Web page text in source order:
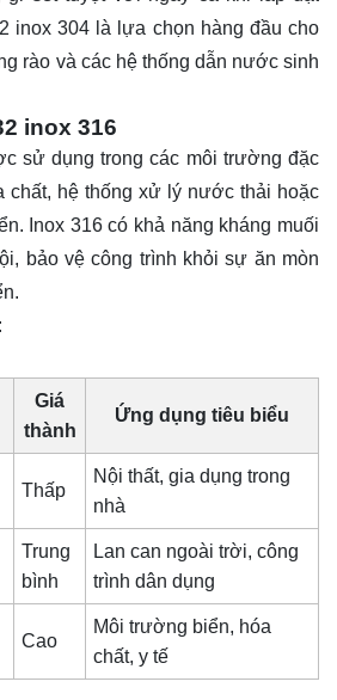
inox 304 là lựa chọn hàng đầu cho
rào và các hệ thống dẫn nước sinh
inox 316
sử dụng trong các môi trường đặc
chất, hệ thống xử lý nước thải hoặc
Inox 316 có khả năng kháng muối
bảo vệ công trình khỏi sự ăn mòn
Giá
thành
Ứng dụng tiêu biểu
Thấp
Nội thất, gia dụng trong
nhà
Trung
bình
Lan can ngoài trời, công
trình dân dụng
Cao
Môi trường biển, hóa
chất, y tế